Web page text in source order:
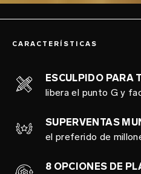
CARACTERÍSTICAS
ESCULPIDO PARA
libera el punto G y
SUPERVENTAS
el preferido de
8 OPCIONES DE